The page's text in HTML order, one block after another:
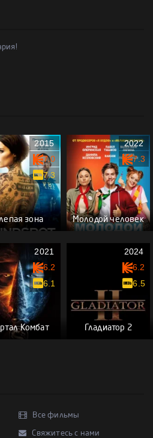
зона
2015
7.0
7.3
Молодой человек
2022
7.3
Комбат
2021
6.2
6.1
Гладиатор 2
2024
6.2
6.5
Все фильмы
Свяжитесь с нами